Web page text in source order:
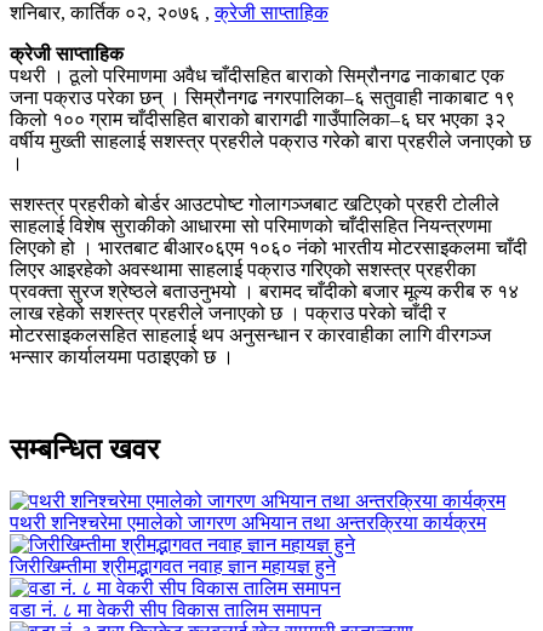
शनिबार, कार्तिक ०२, २०७६ ,क्रेजी साप्ताहिक
क्रेजी साप्ताहिक
पथरी । ठूलो परिमाणमा अवैध चाँदीसहित बाराको सिम्रौनगढ नाकाबाट एक
जना पक्राउ परेका छन् । सिम्रौनगढ नगरपालिका–६ सतुवाही नाकाबाट १९
किलो १०० ग्राम चाँदीसहित बाराको बारागढी गाउँपालिका–६ घर भएका ३२
वर्षीय मुख्ती साहलाई सशस्त्र प्रहरीले पक्राउ गरेको बारा प्रहरीले जनाएको छ
।
सशस्त्र प्रहरीको बोर्डर आउटपोष्ट गोलागञ्जबाट खटिएको प्रहरी टोलीले
साहलाई विशेष सुराकीको आधारमा सो परिमाणको चाँदीसहित नियन्त्रणमा
लिएको हो । भारतबाट बीआर०६एम १०६० नंको भारतीय मोटरसाइकलमा चाँदी
लिएर आइरहेको अवस्थामा साहलाई पक्राउ गरिएको सशस्त्र प्रहरीका
प्रवक्ता सुरज श्रेष्ठले बताउनुभयो । बरामद चाँदीको बजार मूल्य करीब रु १४
लाख रहेको सशस्त्र प्रहरीले जनाएको छ । पक्राउ परेको चाँदी र
मोटरसाइकलसहित साहलाई थप अनुसन्धान र कारवाहीका लागि वीरगञ्ज
भन्सार कार्यालयमा पठाइएको छ ।
सम्बन्धित खवर
पथरी शनिश्चरेमा एमालेको जागरण अभियान तथा अन्तरक्रिया कार्यक्रम
जिरीखिम्तीमा श्रीमद्भागवत नवाह ज्ञान महायज्ञ हुने
वडा नं. ८ मा वेकरी सीप विकास तालिम समापन